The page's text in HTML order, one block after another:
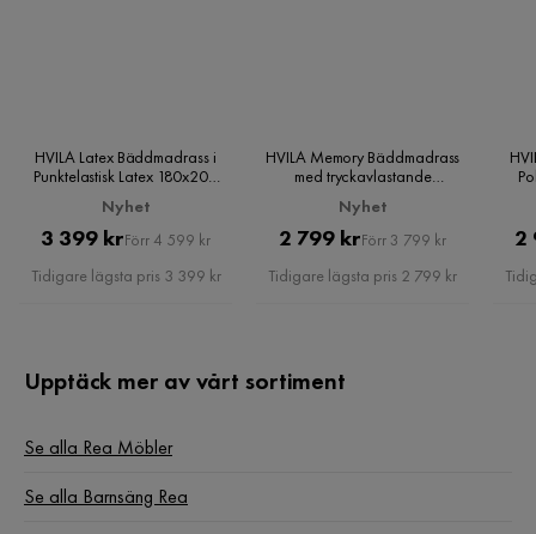
HVILA Latex Bäddmadrass i
Punktelastisk Latex 180x200
cm – 7 cm Medium/Fast,
Tvättbar Klädsel
Nyhet
Pris
3 399 krOriginal
Pris
Förr 4 599 kr
Tidigare lägsta pris 3 399 kr
HVILA Memory Bäddmadrass
med tryckavlastande
memoryskum 180x200 cm - 7
cm Mjuk/Medium, Tvättbar
klädsel
Nyhet
Pris
2 799 krOriginal
Pris
Förr 3 799 kr
Tidigare lägsta pris 2 799 kr
2
Upptäck mer av vårt sortiment
Se alla Rea Möbler
Se alla Barnsäng Rea